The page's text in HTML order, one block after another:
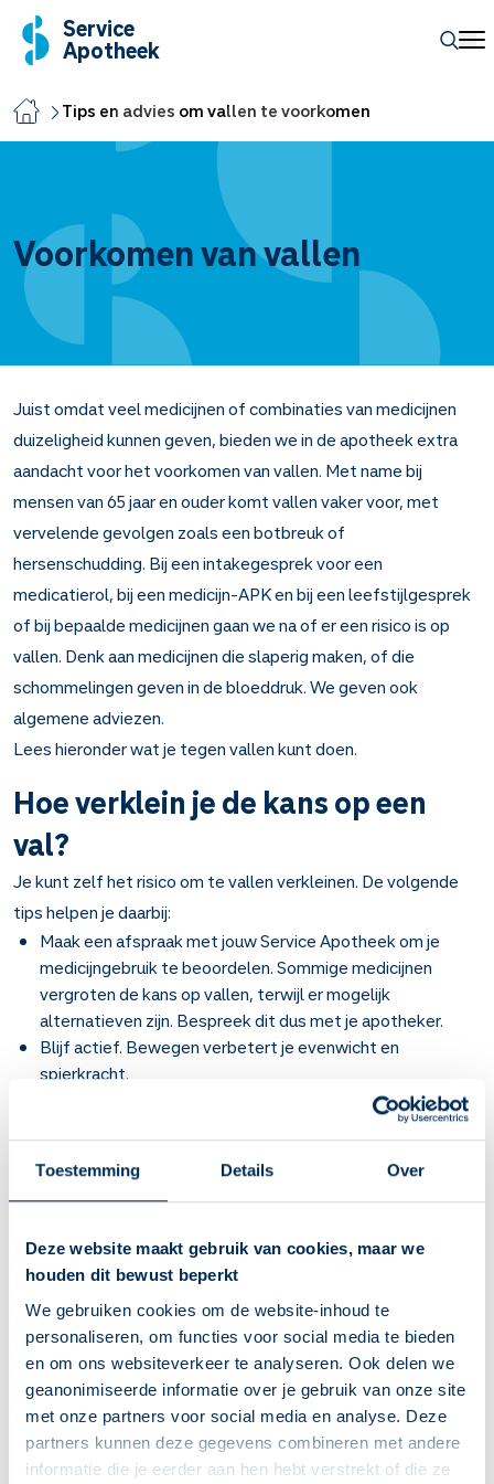
Toestemming Details Over
Deze website maakt gebruik van cookies, maar we
houden dit bewust beperkt
We gebruiken cookies om de website-inhoud te
personaliseren, om functies voor social media te bieden
en om ons websiteverkeer te analyseren. Ook delen we
geanonimiseerde informatie over je gebruik van onze site
met onze partners voor social media en analyse. Deze
partners kunnen deze gegevens combineren met andere
informatie die je eerder aan hen hebt verstrekt of die ze
Service
Apotheek
Tips en advies om vallen te voorkomen
Voorkomen van vallen
Juist omdat veel medicijnen of combinaties van medicijnen
duizeligheid kunnen geven, bieden we in de apotheek extra
aandacht voor het voorkomen van vallen. Met name bij
mensen van 65 jaar en ouder komt vallen vaker voor, met
vervelende gevolgen zoals een botbreuk of
hersenschudding. Bij een intakegesprek voor een
medicatierol, bij een medicijn-APK en bij een leefstijlgesprek
of bij bepaalde medicijnen gaan we na of er een risico is op
vallen. Denk aan medicijnen die slaperig maken, of die
schommelingen geven in de bloeddruk. We geven ook
algemene adviezen.
Lees hieronder wat je tegen vallen kunt doen.
Hoe verklein je de kans op een
val?
Je kunt zelf het risico om te vallen verkleinen. De volgende
tips helpen je daarbij:
Maak een afspraak met jouw Service Apotheek om je
medicijngebruik te beoordelen. Sommige medicijnen
vergroten de kans op vallen, terwijl er mogelijk
alternatieven zijn. Bespreek dit dus met je apotheker.
Blijf actief. Bewegen verbetert je evenwicht en
spierkracht.
Eet gezond. Goede bouwstoffen, zoals kalk, vitamines en
eiwitten zorgen voor sterkere botten en spieren.
spullen waarover je kunt struikelen.
Neem rustig de tijd om uit je bed of vanuit een stoel op te
beweging in.
Laat jaarlijks je ogen controleren en zorg voor een goede
bril. Goed zien is belangrijk, bijvoorbeeld om te zien waar je
loopt en of er iets voor je voeten ligt.
Zorg voor goede verlichting, ook als je ’s nachts naar het
toilet moet.
Pas op met alcohol. Drink ook water tussendoor wanneer
je alcohol drinkt.
Draag stevige schoenen. Een goed passende schoen met